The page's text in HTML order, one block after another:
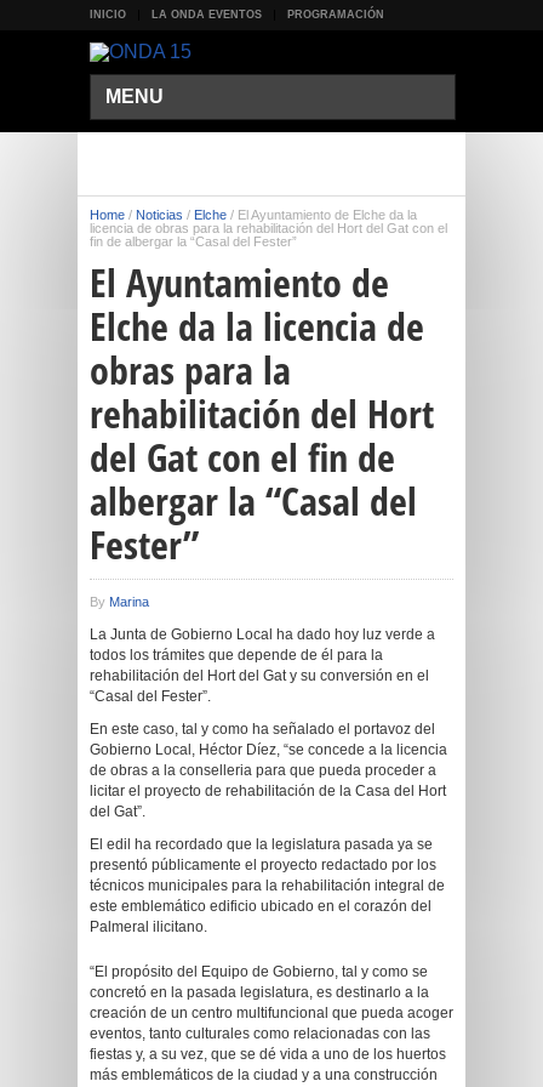
INICIO LA ONDA EVENTOS PROGRAMACIÓN
MENU
Home / Noticias / Elche / El Ayuntamiento de Elche da la
licencia de obras para la rehabilitación del Hort del Gat con el
fin de albergar la “Casal del Fester”
El Ayuntamiento de
Elche da la licencia de
obras para la
rehabilitación del Hort
del Gat con el fin de
albergar la “Casal del
Fester”
By Marina
La Junta de Gobierno Local ha dado hoy luz verde a
todos los trámites que depende de él para la
rehabilitación del Hort del Gat y su conversión en el
“Casal del Fester”.
En este caso, tal y como ha señalado el portavoz del
Gobierno Local, Héctor Díez, “se concede a la licencia
de obras a la conselleria para que pueda proceder a
licitar el proyecto de rehabilitación de la Casa del Hort
del Gat”.
El edil ha recordado que la legislatura pasada ya se
presentó públicamente el proyecto redactado por los
técnicos municipales para la rehabilitación integral de
este emblemático edificio ubicado en el corazón del
Palmeral ilicitano.
“El propósito del Equipo de Gobierno, tal y como se
concretó en la pasada legislatura, es destinarlo a la
creación de un centro multifuncional que pueda acoger
eventos, tanto culturales como relacionadas con las
fiestas y, a su vez, que se dé vida a uno de los huertos
más emblemáticos de la ciudad y a una construcción